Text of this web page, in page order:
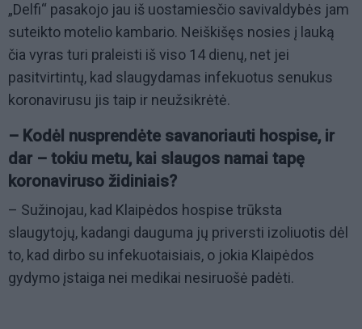
„Delfi“ pasakojo jau iš uostamiesčio savivaldybės jam
suteikto motelio kambario. Neiškišęs nosies į lauką
čia vyras turi praleisti iš viso 14 dienų, net jei
pasitvirtintų, kad slaugydamas infekuotus senukus
koronavirusu jis taip ir neužsikrėtė.
– Kodėl nusprendėte savanoriauti hospise, ir
dar – tokiu metu, kai slaugos namai tapę
koronaviruso židiniais?
– Sužinojau, kad Klaipėdos hospise trūksta
slaugytojų, kadangi dauguma jų priversti izoliuotis dėl
to, kad dirbo su infekuotaisiais, o jokia Klaipėdos
gydymo įstaiga nei medikai nesiruošė padėti.